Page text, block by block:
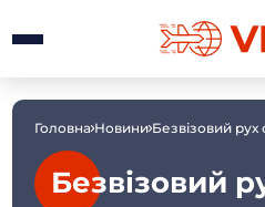
Головна Новини Безвізовий
Безвізовий